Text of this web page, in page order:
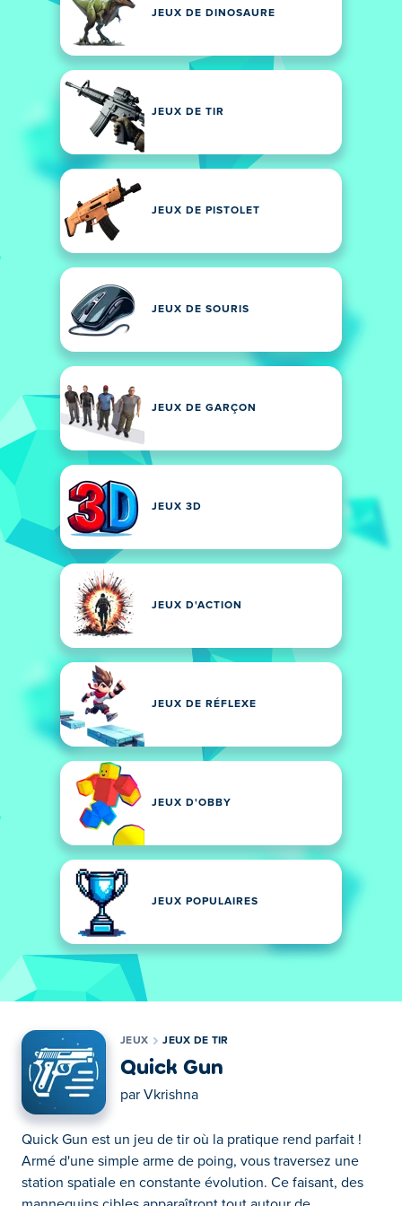
JEUX DE DINOSAURE
JEUX DE TIR
JEUX DE PISTOLET
JEUX DE SOURIS
JEUX DE GARÇON
JEUX 3D
JEUX D'ACTION
JEUX DE RÉFLEXE
JEUX D'OBBY
JEUX POPULAIRES
JEUX JEUX DE TIR
Quick Gun
par Vkrishna
Quick Gun est un jeu de tir où la pratique rend parfait !
Armé d'une simple arme de poing, vous traversez une
station spatiale en constante évolution. Ce faisant, des